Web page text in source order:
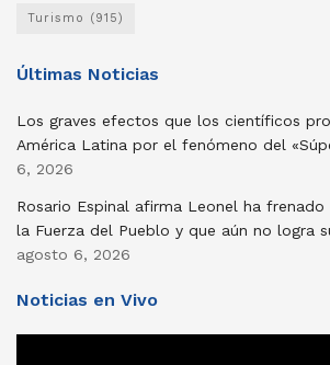
Turismo (915)
Últimas Noticias
Los graves efectos que los científicos
América Latina por el fenómeno del
6, 2026
Rosario Espinal afirma Leonel ha
la Fuerza del Pueblo y que aún no logra
agosto 6, 2026
Noticias en Vivo